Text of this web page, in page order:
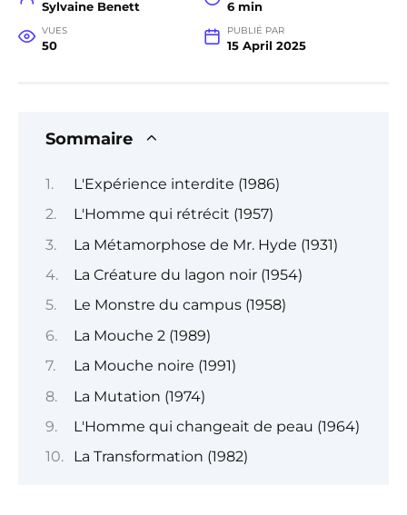
Sylvaine Benett 6 min
VUES
50
PUBLIÉ PAR
15 April 2025
Sommaire
L'Expérience interdite (1986)
L'Homme qui rétrécit (1957)
La Métamorphose de Mr. Hyde (1931)
La Créature du lagon noir (1954)
Le Monstre du campus (1958)
La Mouche 2 (1989)
La Mouche noire (1991)
La Mutation (1974)
L'Homme qui changeait de peau (1964)
La Transformation (1982)